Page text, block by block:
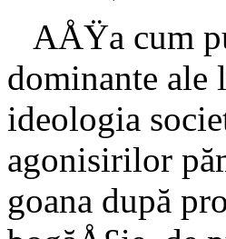
AÅŸa cum
dominante
ideologia
agonisirilor
goa­na după